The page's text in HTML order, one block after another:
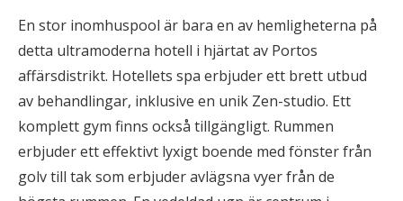
En stor inomhuspool är bara en av hemligheterna på
detta ultramoderna hotell i hjärtat av Portos
affärsdistrikt. Hotellets spa erbjuder ett brett utbud
av behandlingar, inklusive en unik Zen-studio. Ett
komplett gym finns också tillgängligt. Rummen
erbjuder ett effektivt lyxigt boende med fönster från
golv till tak som erbjuder avlägsna vyer från de